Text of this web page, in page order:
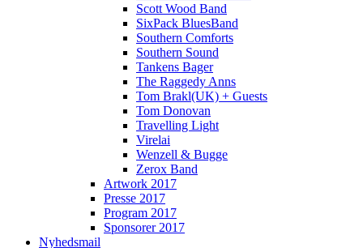
Scott Wood Band
SixPack BluesBand
Southern Comforts
Southern Sound
Tankens Bager
The Raggedy Anns
Tom Brakl(UK) + Guests
Tom Donovan
Travelling Light
Virelai
Wenzell & Bugge
Zerox Band
Artwork 2017
Presse 2017
Program 2017
Sponsorer 2017
Nyhedsmail